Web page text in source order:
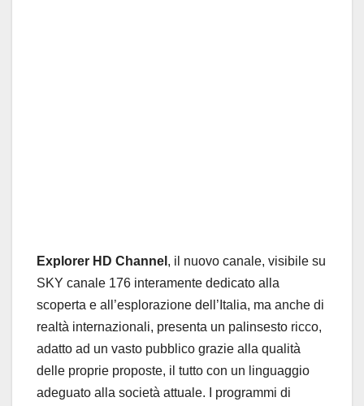
Explorer HD Channel , il nuovo canale, visibile su
SKY canale 176 interamente dedicato alla
scoperta e all’esplorazione dell’Italia, ma anche di
realtà internazionali, presenta un palinsesto ricco,
adatto ad un vasto pubblico grazie alla qualità
delle proprie proposte, il tutto con un linguaggio
adeguato alla società attuale. I programmi di